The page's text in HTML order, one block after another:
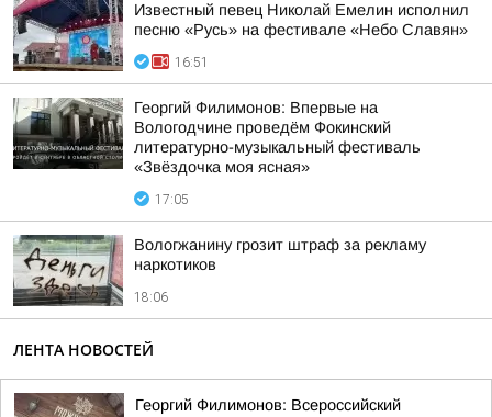
Известный певец Николай Емелин исполнил
песню «Русь» на фестивале «Небо Славян»
16:51
Георгий Филимонов: Впервые на
Вологодчине проведём Фокинский
литературно-музыкальный фестиваль
«Звёздочка моя ясная»
17:05
Вологжанину грозит штраф за рекламу
наркотиков
18:06
ЛЕНТА НОВОСТЕЙ
Георгий Филимонов: Всероссийский